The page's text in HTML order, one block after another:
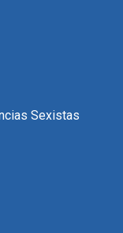
Sexistas